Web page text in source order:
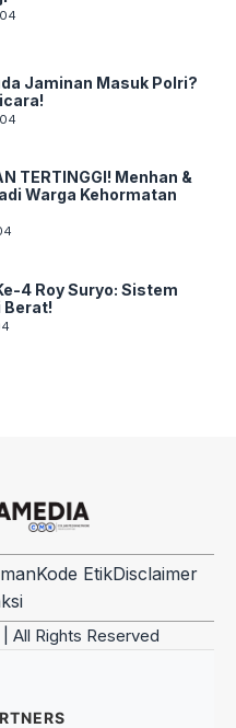
Jaminan Masuk Polri?
TERTINGGI! Menhan &
Warga Kehormatan
4 Roy Suryo: Sistem
Berat!
Kode EtikDisclaimer
All Rights Reserved